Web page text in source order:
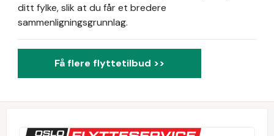
ditt fylke, slik at du får et bredere
sammenligningsgrunnlag.
Få flere flyttetilbud >>